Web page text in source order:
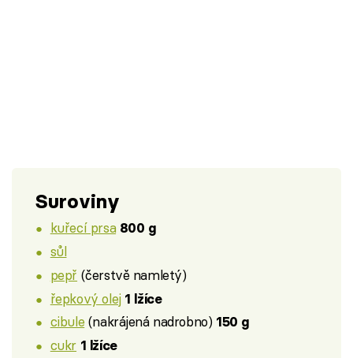
Suroviny
kuřecí prsa 800 g
sůl
pepř (čerstvě namletý)
řepkový olej 1 lžíce
cibule (nakrájená nadrobno) 150 g
cukr 1 lžíce